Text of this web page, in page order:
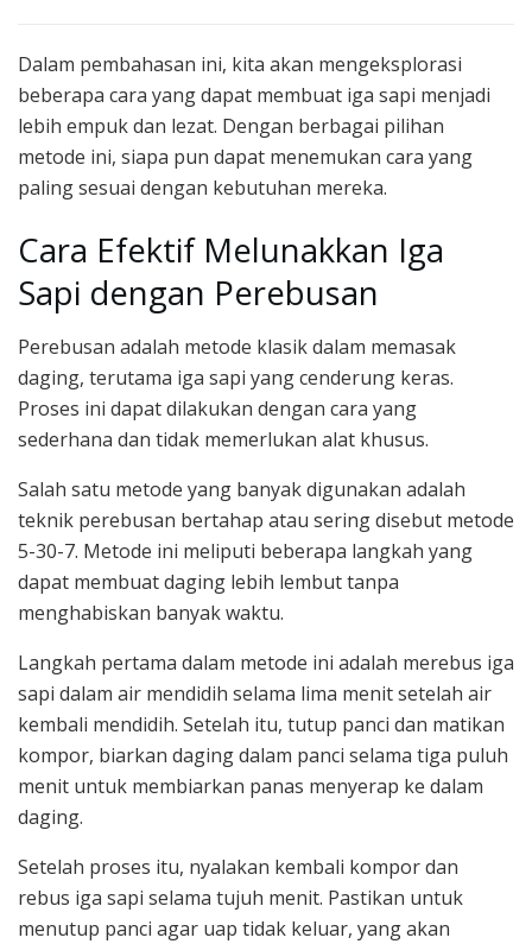
Dalam pembahasan ini, kita akan mengeksplorasi
beberapa cara yang dapat membuat iga sapi menjadi
lebih empuk dan lezat. Dengan berbagai pilihan
metode ini, siapa pun dapat menemukan cara yang
paling sesuai dengan kebutuhan mereka.
Cara Efektif Melunakkan Iga
Sapi dengan Perebusan
Perebusan adalah metode klasik dalam memasak
daging, terutama iga sapi yang cenderung keras.
Proses ini dapat dilakukan dengan cara yang
sederhana dan tidak memerlukan alat khusus.
Salah satu metode yang banyak digunakan adalah
teknik perebusan bertahap atau sering disebut metode
5-30-7. Metode ini meliputi beberapa langkah yang
dapat membuat daging lebih lembut tanpa
menghabiskan banyak waktu.
Langkah pertama dalam metode ini adalah merebus iga
sapi dalam air mendidih selama lima menit setelah air
kembali mendidih. Setelah itu, tutup panci dan matikan
kompor, biarkan daging dalam panci selama tiga puluh
menit untuk membiarkan panas menyerap ke dalam
daging.
Setelah proses itu, nyalakan kembali kompor dan
rebus iga sapi selama tujuh menit. Pastikan untuk
menutup panci agar uap tidak keluar, yang akan